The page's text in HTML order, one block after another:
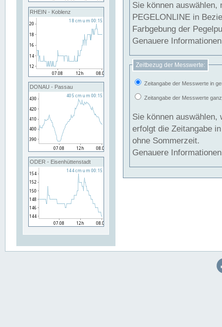
RHEIN - Koblenz
DONAU - Passau
ODER - Eisenhüttenstadt
Sie können
PEGELONLINE in Beziehung
Farbgebung der
Genauere
Zeitbezug der Messwerte:
Zeitangabe der Messwerte in
Zeitangabe der Messwerte
Sie können auswählen,
erfolgt die Zeitangabe
ohne Sommerzeit.
Genauere